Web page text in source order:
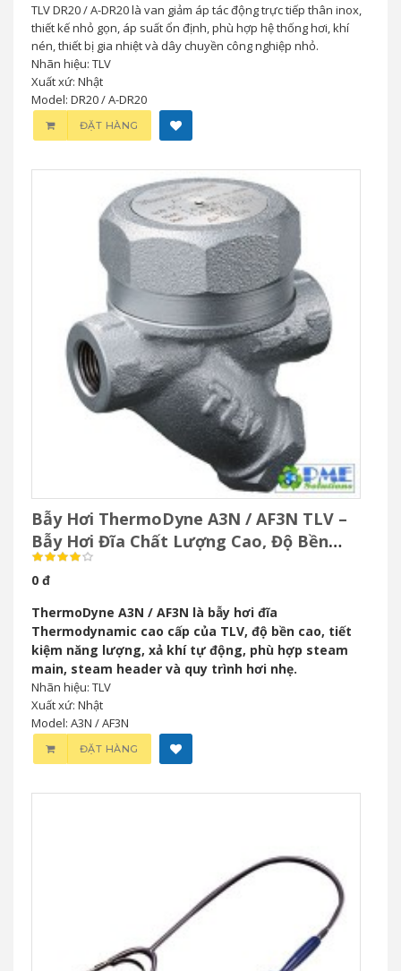
TLV DR20 / A-DR20 là van giảm áp tác động trực tiếp thân inox,
thiết kế nhỏ gọn, áp suất ổn định, phù hợp hệ thống hơi, khí
nén, thiết bị gia nhiệt và dây chuyền công nghiệp nhỏ.
Nhãn hiệu: TLV
Xuất xứ: Nhật
Model: DR20 / A-DR20
ĐẶT HÀNG
Bẫy Hơi ThermoDyne A3N / AF3N TLV –
Bẫy Hơi Đĩa Chất Lượng Cao, Độ Bền
Vượt Trội
0 đ
ThermoDyne A3N / AF3N là bẫy hơi đĩa
Thermodynamic cao cấp của TLV, độ bền cao, tiết
kiệm năng lượng, xả khí tự động, phù hợp steam
main, steam header và quy trình hơi nhẹ.
Nhãn hiệu: TLV
Xuất xứ: Nhật
Model: A3N / AF3N
ĐẶT HÀNG